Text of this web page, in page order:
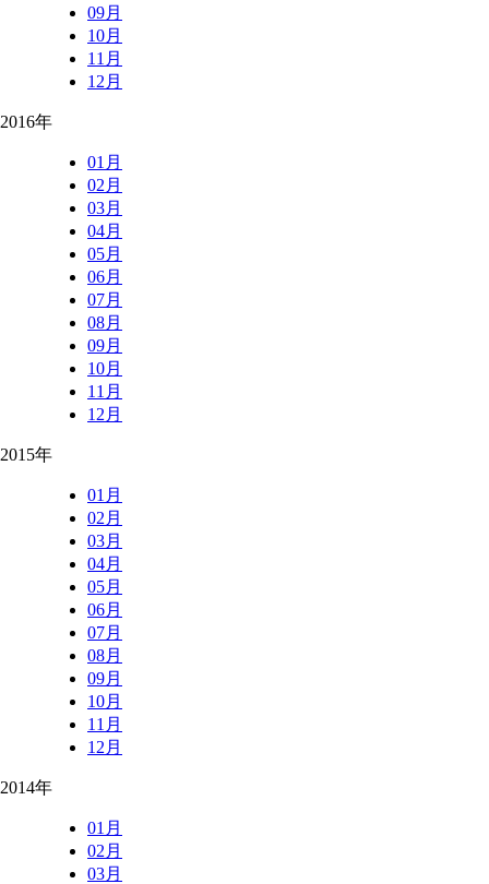
09月
10月
11月
12月
2016年
01月
02月
03月
04月
05月
06月
07月
08月
09月
10月
11月
12月
2015年
01月
02月
03月
04月
05月
06月
07月
08月
09月
10月
11月
12月
2014年
01月
02月
03月